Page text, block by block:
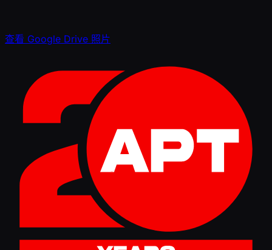
查看 Google Drive 照片